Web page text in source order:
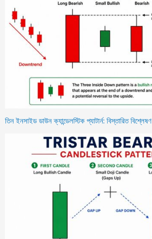
তিন ইনসাইড ডাউন ক্যান্ডেলস্টিক প্যাটার্ন: বিস্তারিত বিশ্লেষণ